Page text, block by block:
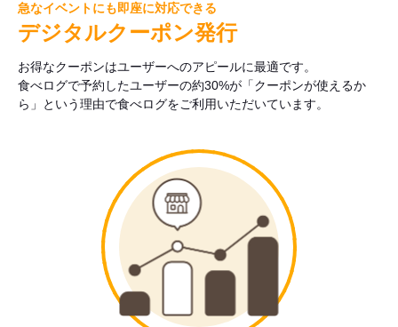
急なイベントにも即座に対応できる
デジタルクーポン発行
お得なクーポンはユーザーへのアピールに最適です。
食べログで予約したユーザーの約30%が「クーポンが使えるか
ら」という理由で食べログをご利用いただいています。